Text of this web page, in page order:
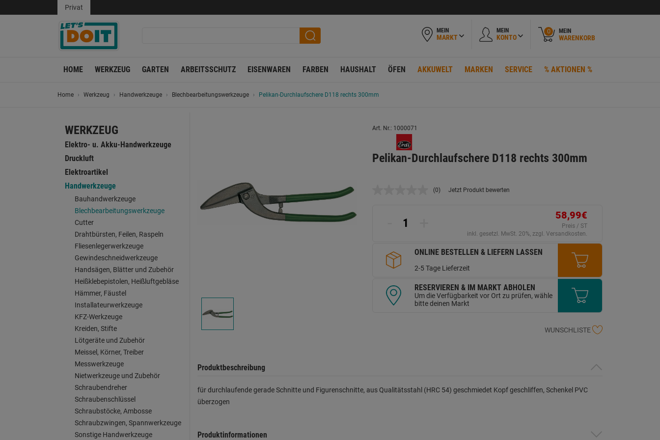
Privat
MEIN
MARKT
MEIN
KONTO
0 MEIN
WARENKORB
HOME WERKZEUG GARTEN ARBEITSSCHUTZ EISENWAREN FARBEN HAUSHALT ÖFEN AKKUWELT MARKEN SERVICE % AKTIONEN %
Home Werkzeug Handwerkzeuge Blechbearbeitungswerkzeuge Pelikan-Durchlaufschere D118 rechts 300mm
WERKZEUG
Elektro- u. Akku-Handwerkzeuge
Druckluft
Elektroartikel
Handwerkzeuge
Bauhandwerkzeuge
Blechbearbeitungswerkzeuge
Cutter
Drahtbürsten, Feilen, Raspeln
Fliesenlegerwerkzeuge
Gewindeschneidwerkzeuge
Handsägen, Blätter und Zubehör
Heißklebepistolen, Heißluftgebläse
Hämmer, Fäustel
Installateurwerkzeuge
KFZ-Werkzeuge
Kreiden, Stifte
Lötgeräte und Zubehör
Meissel, Körner, Treiber
Messwerkzeuge
Nietwerkzeuge und Zubehör
Schraubendreher
Schraubenschlüssel
Schraubstöcke, Ambosse
Schraubzwingen, Spannwerkzeuge
Sonstige Handwerkzeuge
Art. Nr.: 1000071
Pelikan-Durchlaufschere D118 rechts 300mm
Kein
(0) Jetzt Produkt bewerten
58,99€
Preis / ST
inkl. gesetzl. MwSt. 20%, zzgl. Versandkosten.
ONLINE BESTELLEN & LIEFERN LASSEN
2-5 Tage Lieferzeit
RESERVIEREN & IM MARKT ABHOLEN
Um die Verfügbarkeit vor Ort zu prüfen, wähle
bitte deinen Markt
WUNSCHLISTE
Produktbeschreibung
für durchlaufende gerade Schnitte und Figurenschnitte, aus Qualitätsstahl (HRC 54) geschmiedet Kopf geschliffen, Schenkel PVC
überzogen
Produktinformationen